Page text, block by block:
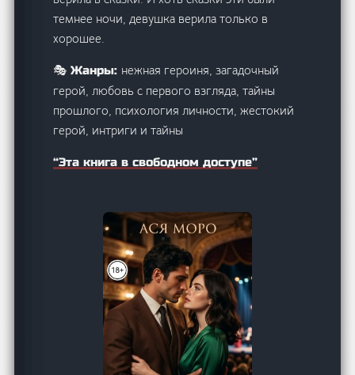
темнее ночи, девушка верила только в
хорошее.
🎭 Жанры:нежная героиня, загадочный
герой, любовь с первого взгляда, тайны
прошлого, психология личности, жестокий
герой, интриги и тайны
“Эта книга в свободном доступе”